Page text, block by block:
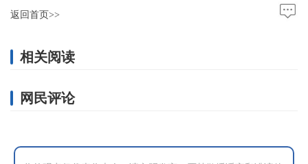
返回首页>>
相关阅读
网民评论